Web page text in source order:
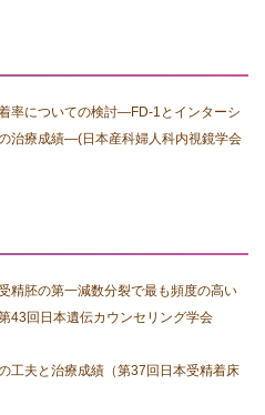
率についての検討—FD-1とインターシ
治療成績—(日本産科婦人科内視鏡学会
精胚の第一減数分裂で最も頻度の高い
第43回日本遺伝カウンセリング学会
工夫と治療成績（第37回日本受精着床